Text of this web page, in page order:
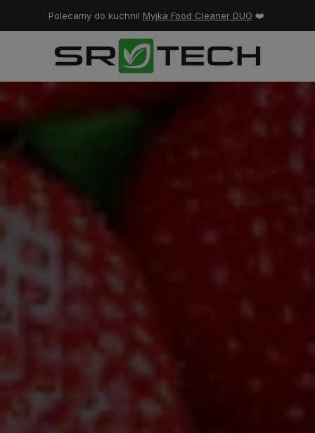
Polecamy do kuchni! Myjka Food Cleaner DUO ❤️